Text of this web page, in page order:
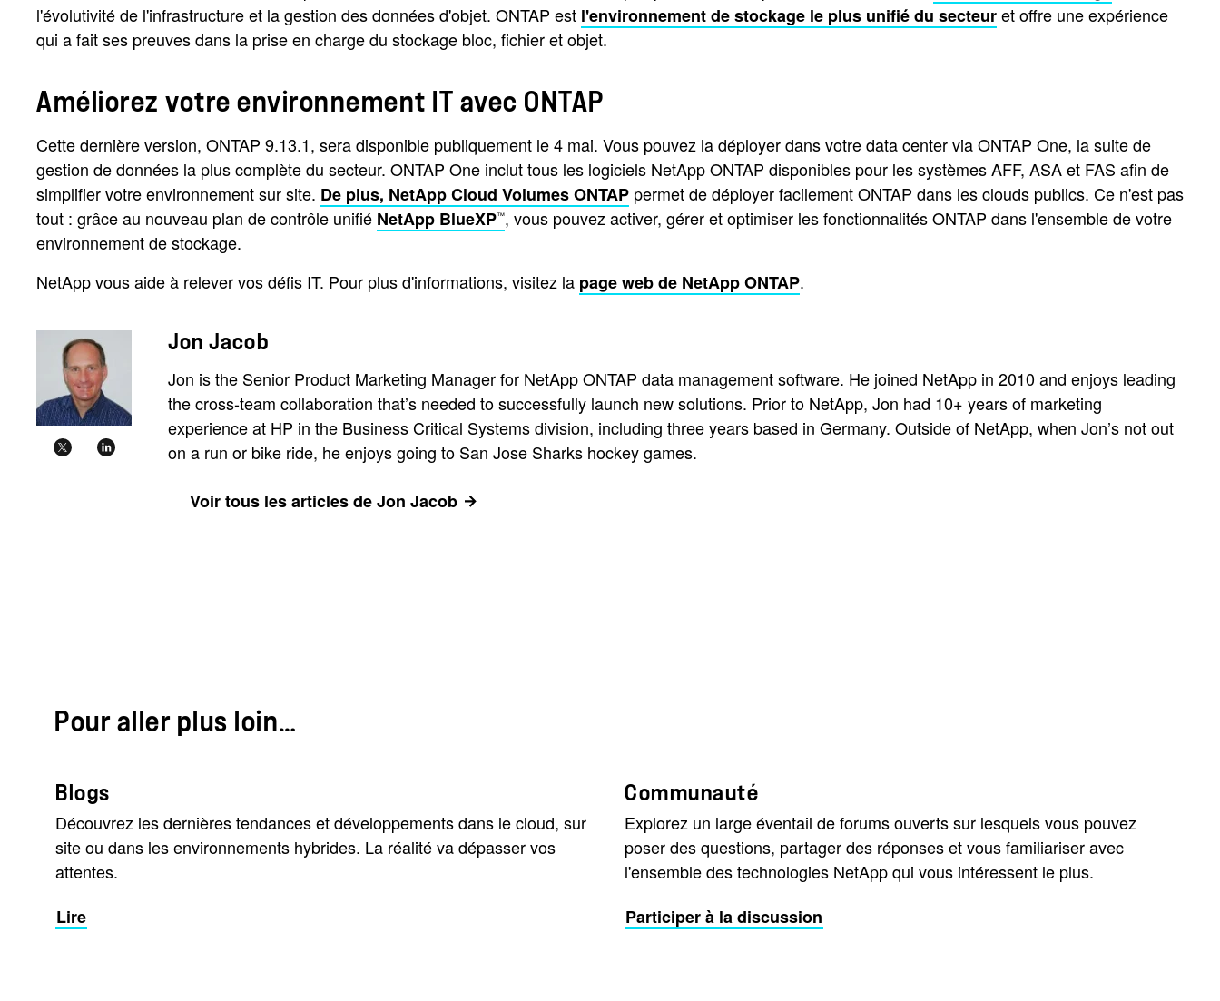
l'évolutivité de l'infrastructure et la gestion des données d'objet. ONTAP est l'environnement de stockage le plus unifié du secteuret offre une expérience
qui a fait ses preuves dans la prise en charge du stockage bloc, fichier et objet.
Améliorez votre environnement IT avec ONTAP
Cette dernière version, ONTAP 9.13.1, sera disponible publiquement le 4 mai. Vous pouvez la déployer dans votre data center via ONTAP One, la suite de
gestion de données la plus complète du secteur. ONTAP One inclut tous les logiciels NetApp ONTAP disponibles pour les systèmes AFF, ASA et FAS afin de
simplifier votre environnement sur site. De plus, NetApp Cloud Volumes ONTAP permet de déployer facilement ONTAP dans les clouds publics. Ce n'est pas
tout : grâce au nouveau plan de contrôle unifié NetApp BlueXP™, vous pouvez activer, gérer et optimiser les fonctionnalités ONTAP dans l'ensemble de votre
environnement de stockage.
NetApp vous aide à relever vos défis IT. Pour plus d'informations, visitez la page web de NetApp ONTAP.
Jon Jacob
Jon is the Senior Product Marketing Manager for NetApp ONTAP data management software. He joined NetApp in 2010 and enjoys leading
the cross-team collaboration that’s needed to successfully launch new solutions. Prior to NetApp, Jon had 10+ years of marketing
experience at HP in the Business Critical Systems division, including three years based in Germany. Outside of NetApp, when Jon’s not out
on a run or bike ride, he enjoys going to San Jose Sharks hockey games.
Voir tous les articles de Jon Jacob
Pour aller plus loin…
Blogs
Découvrez les dernières tendances et développements dans le cloud, sur
site ou dans les environnements hybrides. La réalité va dépasser vos
attentes.
Lire
Communauté
Explorez un large éventail de forums ouverts sur lesquels vous pouvez
poser des questions, partager des réponses et vous familiariser avec
l'ensemble des technologies NetApp qui vous intéressent le plus.
Participer à la discussion